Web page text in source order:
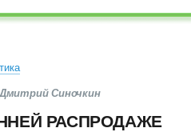
Синочкин
РАСПРОДАЖЕ